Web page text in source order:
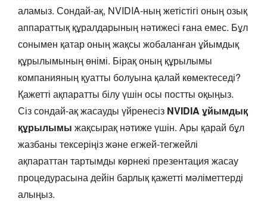
аламыз. Сондай-ақ, NVIDIA-ның жетістігі оның озық
аппараттық құралдарының нәтижесі ғана емес. Бұл
сонымен қатар оның жақсы жобаланған ұйымдық
құрылымының өнімі. Бірақ оның құрылымы
компанияның қуатты болуына қалай көмектеседі?
Қажетті ақпаратты білу үшін осы постты оқыңыз.
Сіз сондай-ақ жасауды үйренесіз NVIDIA ұйымдық
құрылымы жақсырақ нәтиже үшін. Ары қарай бұл
жазбаны тексеріңіз және егжей-тегжейлі
ақпараттан тартымды көрнекі презентация жасау
процедурасына дейін барлық қажетті мәліметтерді
алыңыз.